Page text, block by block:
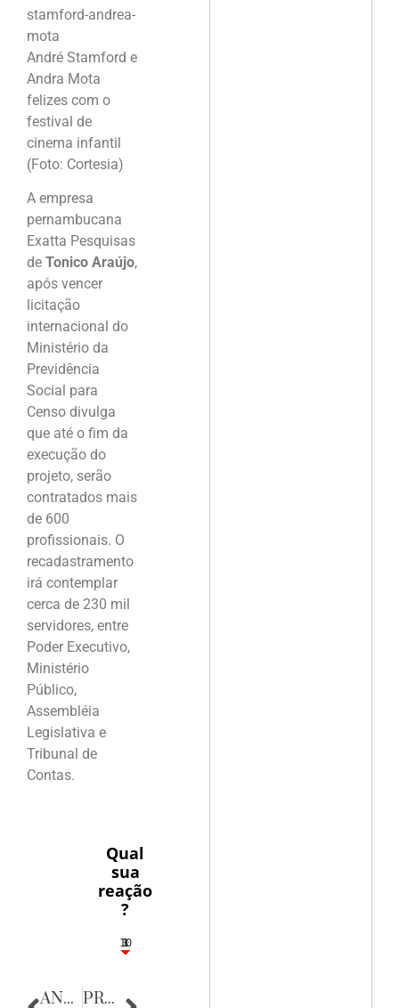
André Stamford e
Andra Mota
felizes com o
festival de
cinema infantil
(Foto: Cortesia)
A empresa
pernambucana
Exatta Pesquisas
de Tonico Araújo,
após vencer
licitação
internacional do
Ministério da
Previdência
Social para
Censo divulga
que até o fim da
execução do
projeto, serão
contratados mais
de 600
profissionais. O
recadastramento
irá contemplar
cerca de 230 mil
servidores, entre
Poder Executivo,
Ministério
Público,
Assembléia
Legislativa e
Tribunal de
Contas.
Qual
sua
reação
?
3
1
1
3
10
ANTERIOR PRÓXIMA